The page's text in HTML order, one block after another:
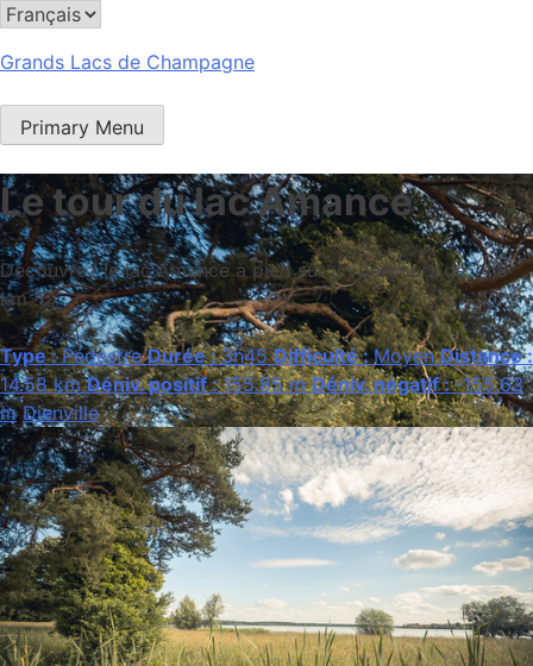
Grands Lacs de Champagne
Primary Menu
Le tour du lac Amance
Découvrez le lac Amance à pied sur un parcours de 14,8
km !
Type :Pédestre Durée :3h45 Difficulté :Moyen Distance :
14.58 km Déniv. positif :155.85 m Déniv. négatif :-155.63
m Dienville